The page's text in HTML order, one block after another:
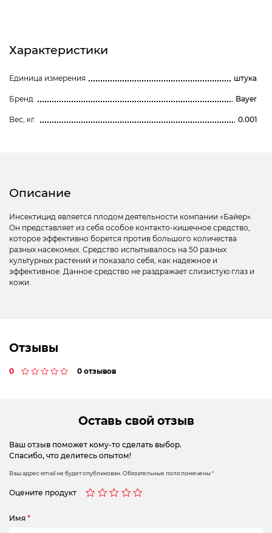
Характеристики
Единица измерения штука
Бренд Bayer
Вес, кг. 0.001
Описание
Инсектицид является плодом деятельности компании «Байер».
Он представляет из себя особое контакто-кишечное средство,
которое эффективно борется против большого количества
разных насекомых. Средство испытывалось на 50 разных
культурных растений и показало себя, как надежное и
эффективное. Данное средство не раздражает слизистую глаз и
кожи.
Отзывы
0 0 отзывов
Оставь свой отзыв
Ваш отзыв поможет кому-то сделать выбор.
Спасибо, что делитесь опытом!
Ваш адрес email не будет опубликован. Обязательные поля помечены*
Оцените продукт
Имя *